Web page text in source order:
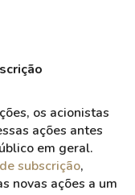
os acionistas
ações antes
em geral.
subscrição,
novas ações a um